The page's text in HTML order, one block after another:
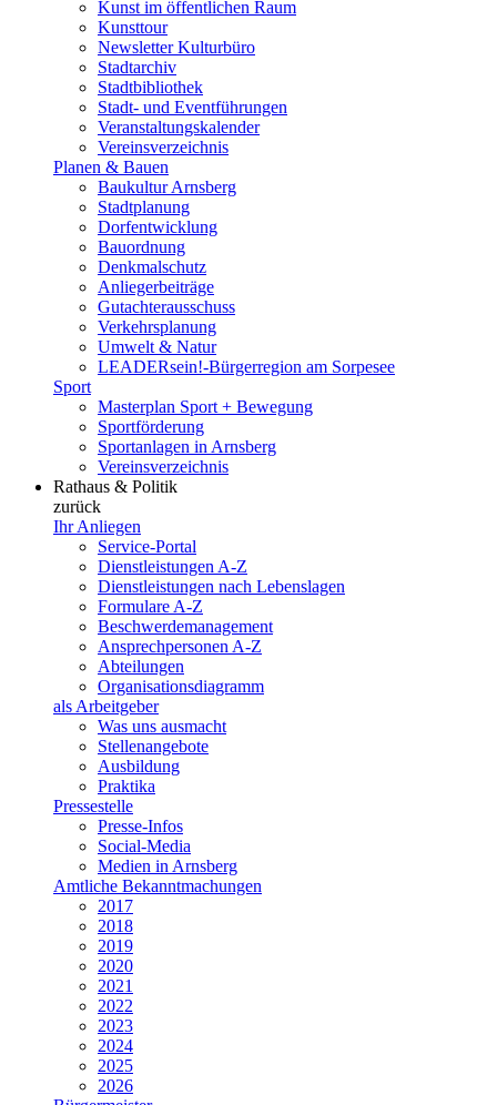
Kunst im öffentlichen Raum
Kunsttour
Newsletter Kulturbüro
Stadtarchiv
Stadtbibliothek
Stadt- und Eventführungen
Veranstaltungskalender
Vereinsverzeichnis
Planen & Bauen
Baukultur Arnsberg
Stadtplanung
Dorfentwicklung
Bauordnung
Denkmalschutz
Anliegerbeiträge
Gutachterausschuss
Verkehrsplanung
Umwelt & Natur
LEADERsein!-Bürgerregion am Sorpesee
Sport
Masterplan Sport + Bewegung
Sportförderung
Sportanlagen in Arnsberg
Vereinsverzeichnis
Rathaus & Politik
zurück
Ihr Anliegen
Service-Portal
Dienstleistungen A-Z
Dienstleistungen nach Lebenslagen
Formulare A-Z
Beschwerdemanagement
Ansprechpersonen A-Z
Abteilungen
Organisationsdiagramm
als Arbeitgeber
Was uns ausmacht
Stellenangebote
Ausbildung
Praktika
Pressestelle
Presse-Infos
Social-Media
Medien in Arnsberg
Amtliche Bekanntmachungen
2017
2018
2019
2020
2021
2022
2023
2024
2025
2026